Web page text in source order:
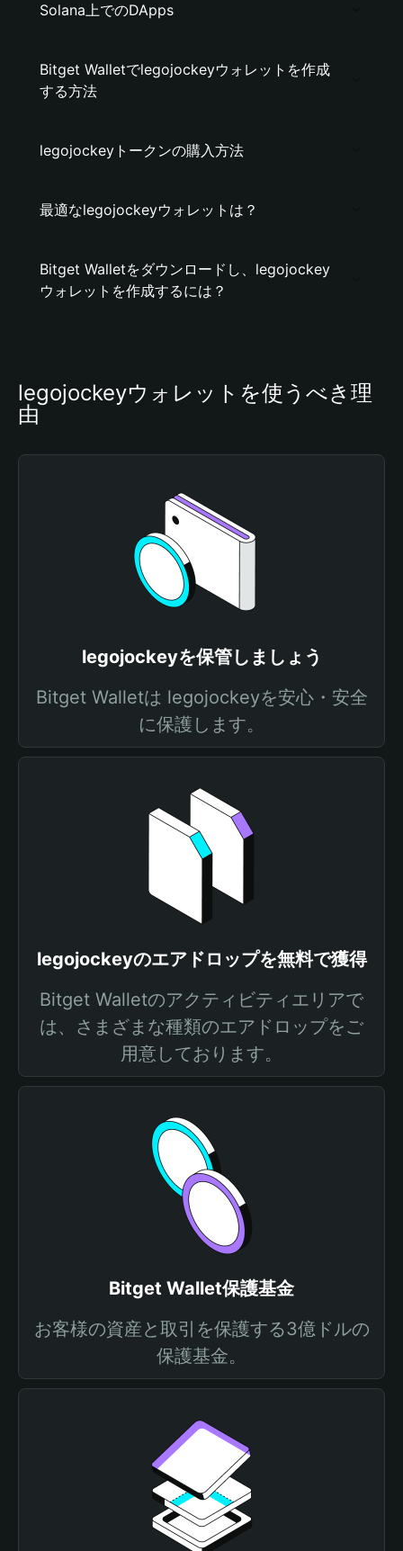
Solana上でのDApps
Bitget Walletでlegojockeyウォレットを作成
する方法
legojockeyトークンの購入方法
最適なlegojockeyウォレットは？
Bitget Walletをダウンロードし、legojockey
ウォレットを作成するには？
legojockeyウォレットを使うべき理
由
legojockeyを保管しましょう
Bitget Walletは legojockeyを安心・安全
に保護します。
legojockeyのエアドロップを無料で獲得
Bitget Walletのアクティビティエリアで
は、さまざまな種類のエアドロップをご
用意しております。
Bitget Wallet保護基金
お客様の資産と取引を保護する3億ドルの
保護基金。